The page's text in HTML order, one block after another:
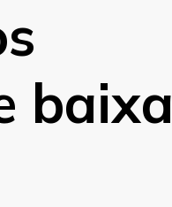
baixa